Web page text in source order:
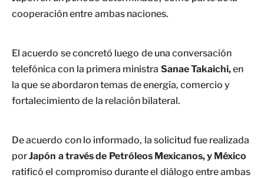
cooperación entre ambas naciones.
El acuerdo se concretó luego de una conversación
telefónica con la primera ministra Sanae Takaichi,en
la que se abordaron temas de energía, comercio y
fortalecimiento de la relación bilateral.
De acuerdo con lo informado, la solicitud fue realizada
porJapón a través de Petróleos Mexicanos, y México
ratificó el compromiso durante el diálogo entre ambas